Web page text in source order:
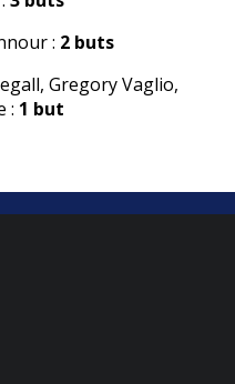
: 2 buts
Gregory Vaglio,
: 1 but